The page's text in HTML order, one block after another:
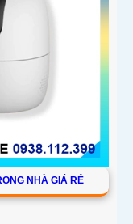
NHÀ GIÁ RẺ